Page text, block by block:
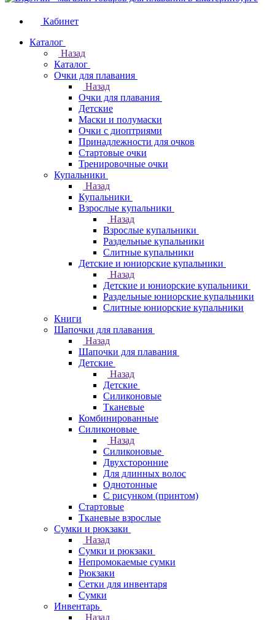
Кабинет
Каталог
Назад
Каталог
Очки для плавания
Назад
Очки для плавания
Детские
Маски и полумаски
Очки с диоптриями
Принадлежности для очков
Стартовые очки
Тренировочные очки
Купальники
Назад
Купальники
Взрослые купальники
Назад
Взрослые купальники
Раздельные купальники
Слитные купальники
Детские и юниорские купальники
Назад
Детские и юниорские купальники
Раздельные юниорские купальники
Слитные юниорские купальники
Книги
Шапочки для плавания
Назад
Шапочки для плавания
Детские
Назад
Детские
Силиконовые
Тканевые
Комбинированные
Силиконовые
Назад
Силиконовые
Двухсторонние
Для длинных волос
Однотонные
С рисунком (принтом)
Стартовые
Тканевые взрослые
Сумки и рюкзаки
Назад
Сумки и рюкзаки
Непромокаемые сумки
Рюкзаки
Сетки для инвентаря
Сумки
Инвентарь
Назад